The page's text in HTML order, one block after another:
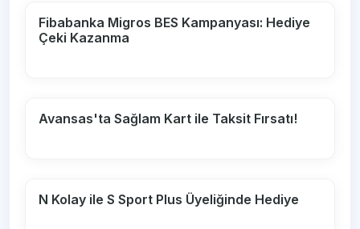
Fibabanka Migros BES Kampanyası: Hediye
Çeki Kazanma
Avansas'ta Sağlam Kart ile Taksit Fırsatı!
N Kolay ile S Sport Plus Üyeliğinde Hediye